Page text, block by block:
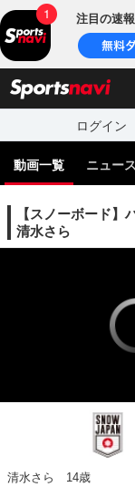
注目の速
ログイン
動画一覧 ニュー
【スノーボード
清水さら
清水さら 14歳